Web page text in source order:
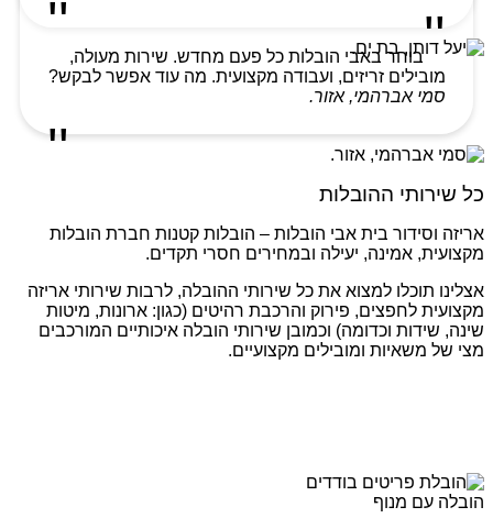
בוחר באבי הובלות כל פעם מחדש. שירות מעולה,
מובילים זריזים, ועבודה מקצועית. מה עוד אפשר לבקש?
סמי אברהמי, אזור.
כל שירותי ההובלות
אריזה וסידור בית אבי הובלות – הובלות קטנות חברת הובלות
מקצועית, אמינה, יעילה ובמחירים חסרי תקדים.
אצלינו תוכלו למצוא את כל שירותי ההובלה, לרבות שירותי אריזה
מקצועית לחפצים, פירוק והרכבת רהיטים (כגון: ארונות, מיטות
שינה, שידות וכדומה) וכמובן שירותי הובלה איכותיים המורכבים
מצי של משאיות ומובילים מקצועיים.
הובלה עם מנוף